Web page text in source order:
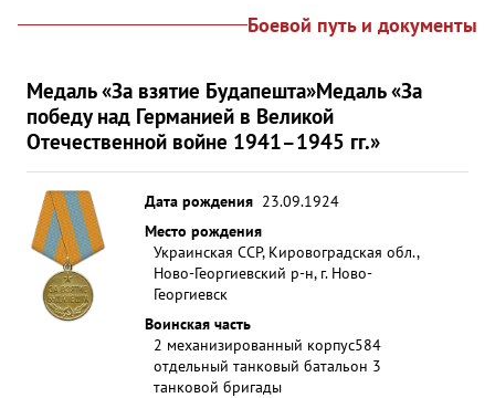
Боевой путь и документы
Медаль «За взятие Будапешта»Медаль «За
победу над Германией в Великой
Отечественной войне 1941–1945 гг.»
Дата рождения 23.09.1924
Место рождения
Украинская ССР, Кировоградская обл.,
Ново-Георгиевский р-н, г. Ново-
Георгиевск
Воинская часть
2 механизированный корпус584
отдельный танковый батальон 3
танковой бригады